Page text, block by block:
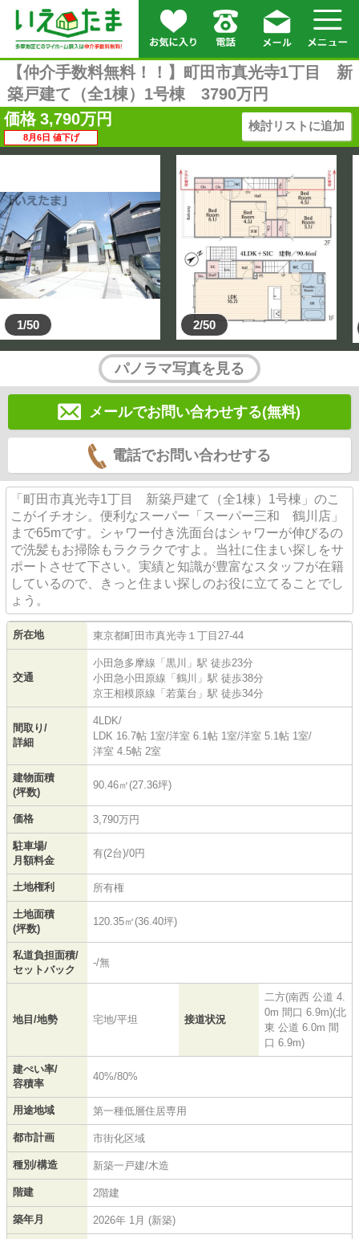
【仲介手数料無料！！】町田市真光寺1丁目 新
築戸建て（全1棟）1号棟 3790万円
価格 3,790万円
8月6日 値下げ
検討リストに追加
1/50 2/50
パノラマ写真を見る
メールでお問い合わせする(無料)
電話でお問い合わせする
「町田市真光寺1丁目 新築戸建て（全1棟）1号棟」のこ
こがイチオシ。便利なスーパー「スーパー三和 鶴川店」
まで65mです。シャワー付き洗面台はシャワーが伸びるの
で洗髪もお掃除もラクラクですよ。当社に住まい探しをサ
ポートさせて下さい。実績と知識が豊富なスタッフが在籍
しているので、きっと住まい探しのお役に立てることでし
ょう。
所在地 東京都町田市真光寺 １丁目27-44
交通
小田急多摩線 「 黒川
」駅 徒歩23分
小田急小田原線 「 鶴川
」駅 徒歩38分
京王相模原線 「 若葉台 」駅 徒歩34分
間取り/
詳細
4LDK/
LDK 16.7帖 1室/洋室 6.1帖 1室/洋室 5.1帖 1室/
洋室 4.5帖 2室
建物面積
(坪数)
90.46㎡(27.36坪)
価格 3,790万円
駐車場/
月額料金
有(2台)/0円
土地権利 所有権
土地面積
(坪数)
120.35㎡(36.40坪)
私道負担面積/
セットバック
-/無
地目/地勢 宅地/平坦 接道状況
二方(南西 公道 4.
0m 間口 6.9m)(北
東 公道 6.0m 間
口 6.9m)
建ぺい率/
容積率
40%/80%
用途地域 第一種低層住居専用
都市計画 市街化区域
種別/構造 新築一戸建/木造
階建 2階建
築年月 2026年 1月 (新築)